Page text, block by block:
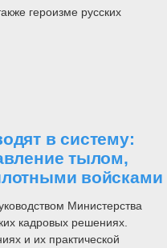
героизме русских
в систему:
тылом,
войсками
Министерства
кадровых решениях.
и их практической